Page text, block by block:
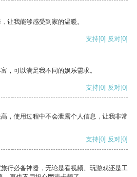
让我能够感受到家的温暖。
支持[0] 反对[0]
，可以满足我不同的娱乐需求。
支持[0] 反对[0]
，使用过程中不会泄露个人信息，让我非常
支持[0] 反对[0]
行必备神器，无论是看视频、玩游戏还是工